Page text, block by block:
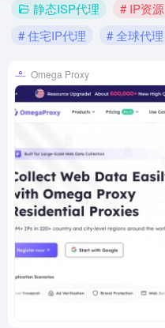
静态ISP代理 # IP资源
# 住宅IP代理
# 全球代理
Omega Proxy